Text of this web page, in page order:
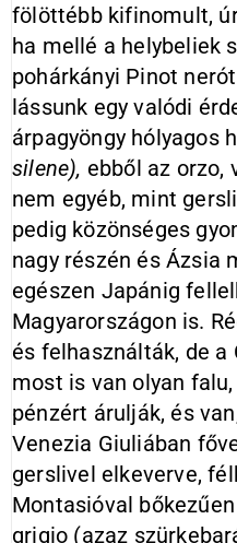
fölöttébb kifinomult,
ha mellé a helybeliek
pohárkányi Pinot
lássunk egy valódi
árpagyöngy hólyagos
silene), ebből az orzo,
nem egyéb, mint
pedig közönséges
nagy részén és Ázsia
egészen Japánig
Magyarországon is.
és felhasználták, de
most is van olyan
pénzért árulják, és
Venezia Giuliában
gerslivel elkeverve,
Montasióval
grigio (azaz